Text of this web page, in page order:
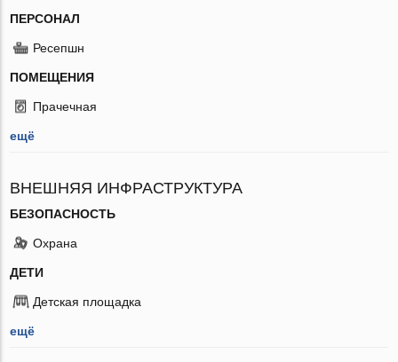
ПЕРСОНАЛ
Ресепшн
ПОМЕЩЕНИЯ
Прачечная
ещё
ВНЕШНЯЯ ИНФРАСТРУКТУРА
БЕЗОПАСНОСТЬ
Охрана
ДЕТИ
Детская площадка
ещё